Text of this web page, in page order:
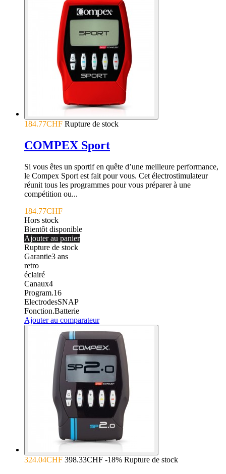
184.77CHF Rupture de stock
COMPEX Sport
Si vous êtes un sportif en quête d’une meilleure performance,
le Compex Sport est fait pour vous. Cet électrostimulateur
réunit tous les programmes pour vous préparer à une
compétition ou...
184.77CHF
Hors stock
Bientôt disponible
Ajouter au panier
Rupture de stock
Garantie3 ans
retro
éclairé
Canaux4
Program.16
ElectrodesSNAP
Fonction.Batterie
Ajouter au comparateur
324.04CHF 398.33CHF -18% Rupture de stock